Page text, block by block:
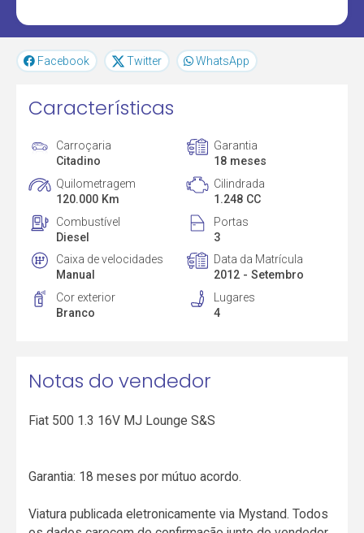
Facebook Twitter WhatsApp
Características
Carroçaria
Citadino
Garantia
18 meses
Quilometragem
120.000 Km
Cilindrada
1.248 CC
Combustível
Diesel
Portas
3
Caixa de velocidades
Manual
Data da Matrícula
2012 - Setembro
Cor exterior
Branco
Lugares
4
Notas do vendedor
Fiat 500 1.3 16V MJ Lounge S&S
Garantia: 18 meses por mútuo acordo.
Viatura publicada eletronicamente via Mystand. Todos